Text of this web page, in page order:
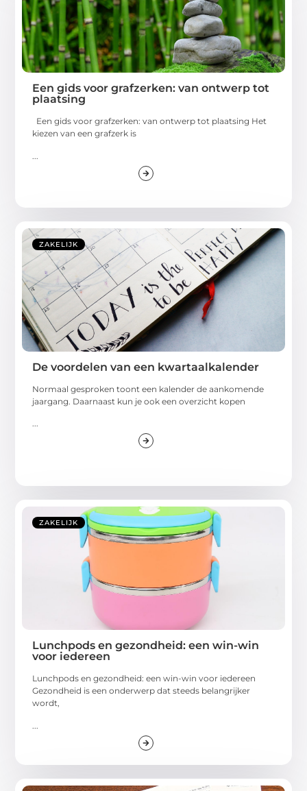
Een gids voor grafzerken: van ontwerp tot
plaatsing
Een gids voor grafzerken: van ontwerp tot plaatsing Het
kiezen van een grafzerk is
ZAKELIJK
De voordelen van een kwartaalkalender
Normaal gesproken toont een kalender de aankomende
jaargang. Daarnaast kun je ook een overzicht kopen
...
ZAKELIJK
Lunchpods en gezondheid: een win-win
voor iedereen
Lunchpods en gezondheid: een win-win voor iedereen
Gezondheid is een onderwerp dat steeds belangrijker
wordt,